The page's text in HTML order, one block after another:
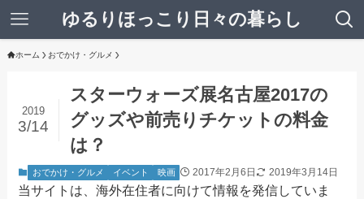
ゆるりほっこり日々の暮らし
ホーム おでかけ・グルメ
スターウォーズ展名古屋2017の
グッズや前売りチケットの料金
は？
2019
3/14
おでかけ・グルメ イベント 映画 2017年2月6日 2019年3月14日
当サイトは、海外在住者に向けて情報を発信していま